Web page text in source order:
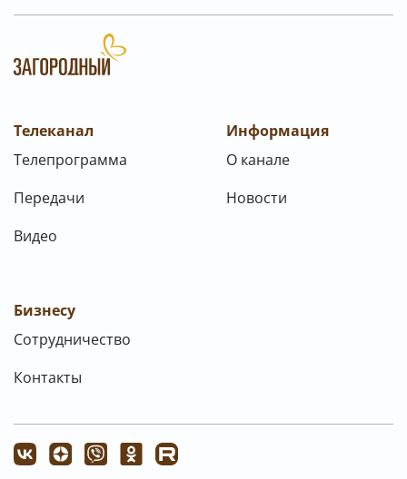
Телеканал
Телепрограмма
Передачи
Видео
Информация
О канале
Новости
Бизнесу
Сотрудничество
Контакты